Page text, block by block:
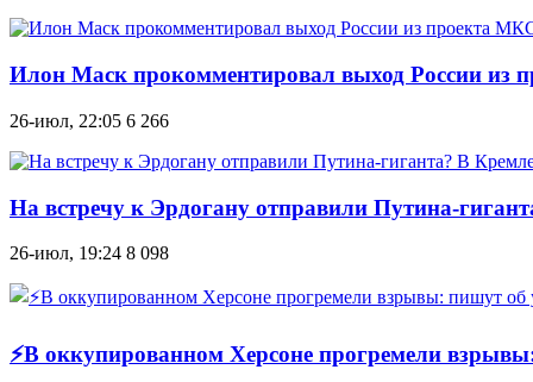
Илон Маск прокомментировал выход России
26-июл, 22:05 6 266
На встречу к Эрдогану отправили Путина-
26-июл, 19:24 8 098
⚡В оккупированном Херсоне прогремели